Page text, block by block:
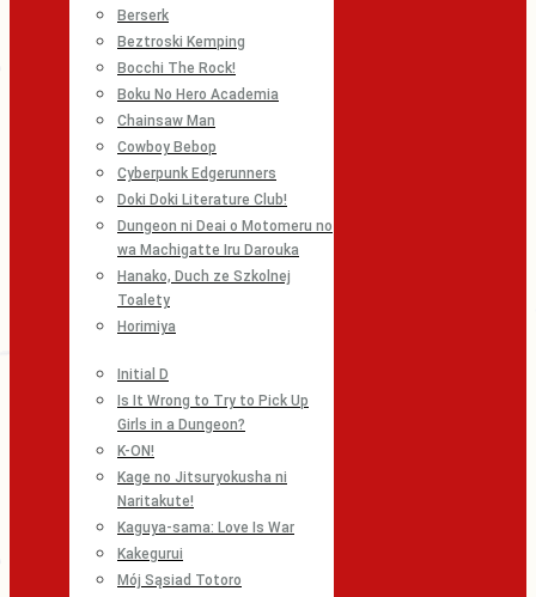
Berserk
Beztroski Kemping
Bocchi The Rock!
Boku No Hero Academia
Chainsaw Man
Cowboy Bebop
Cyberpunk Edgerunners
Doki Doki Literature Club!
Dungeon ni Deai o Motomeru no
wa Machigatte Iru Darouka
Hanako, Duch ze Szkolnej
Toalety
Horimiya
Initial D
Is It Wrong to Try to Pick Up
Girls in a Dungeon?
K-ON!
Kage no Jitsuryokusha ni
Naritakute!
Kaguya-sama: Love Is War
Kakegurui
Mój Sąsiad Totoro